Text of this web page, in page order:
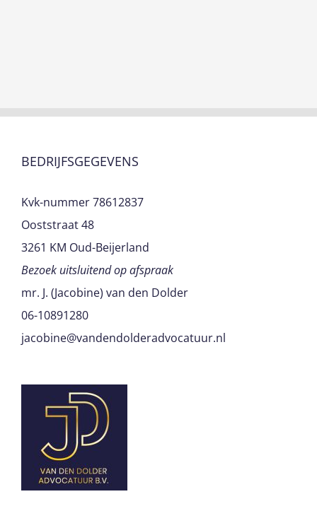
BEDRIJFSGEGEVENS
Kvk-nummer 78612837
Ooststraat 48
3261 KM Oud-Beijerland
Bezoek uitsluitend op afspraak
mr. J. (Jacobine) van den Dolder
06-10891280
jacobine@vandendolderadvocatuur.nl